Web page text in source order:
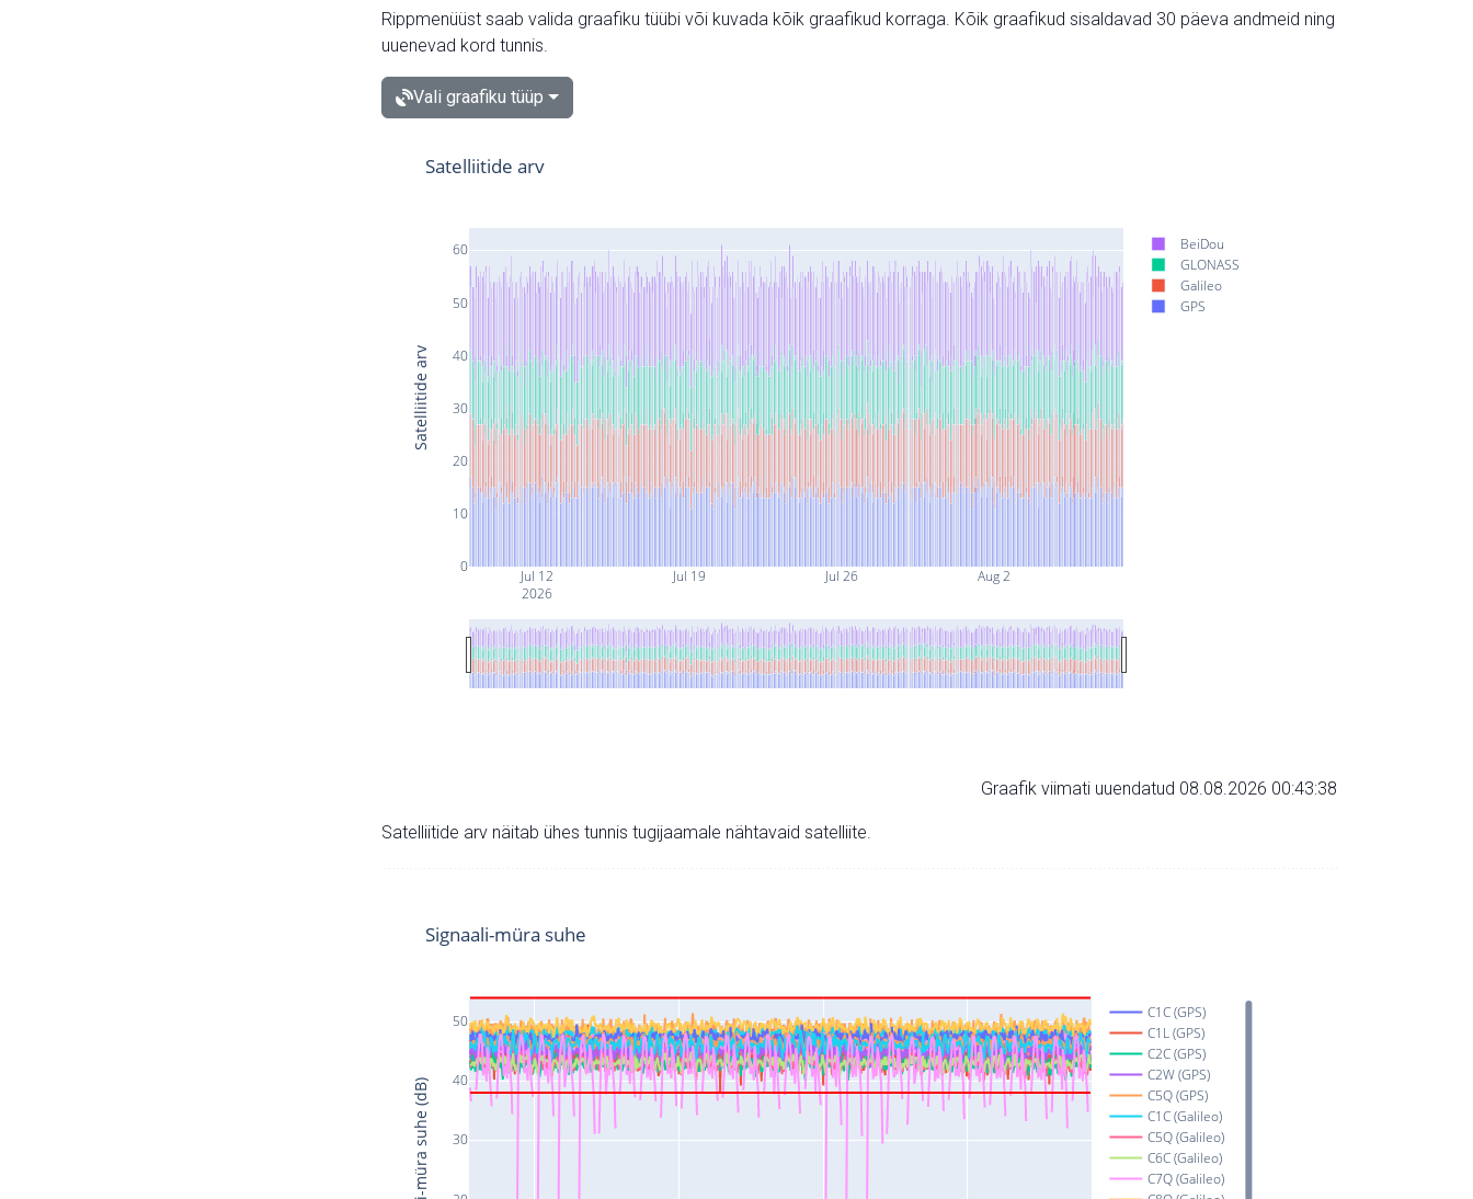
Rippmenüüst saab valida graafiku tüübi või kuvada kõik graafikud korraga. Kõik graafikud sisaldavad 30 päeva andmeid ning
uuenevad kord tunnis.
Vali graafiku tüüp
Jul 12
2026
Jul 19 Jul 26 Aug 2
0
10
20
30
40
50
60
BeiDou
GLONASS
Galileo
GPS
Satelliitide arv
Satelliitide arv
Graafik viimati uuendatud 08.08.2026 00:43:38
Satelliitide arv näitab ühes tunnis tugijaamale nähtavaid satelliite.
30
40
50
C1C (GPS)
C1L (GPS)
C2C (GPS)
C2W (GPS)
C5Q (GPS)
C1C (Galileo)
C5Q (Galileo)
C6C (Galileo)
C7Q (Galileo)
Signaali-müra suhe